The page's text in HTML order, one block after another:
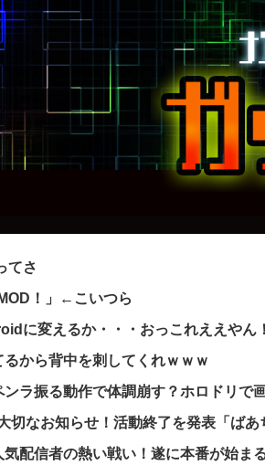
てさ
！」←こいつら
に変えるか・・・おっこれええや
から背中を刺してくれｗｗｗ
ラ振る動作で体調崩す？ホロドリ
切なお知らせ！活動終了を発表「ば
配信者の熱い戦い！遂に本番が始